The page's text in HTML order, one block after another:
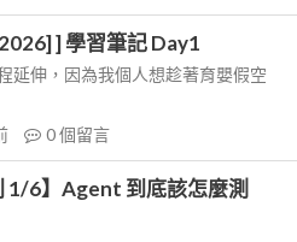
] 學習筆記 Day1
延伸，因為我個人想趁著育嬰假空
0個留言
1/6】Agent 到底該怎麼測